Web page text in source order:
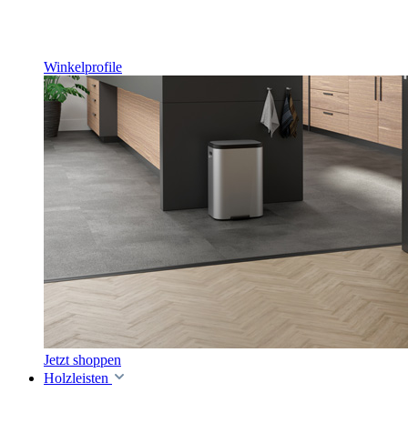
Winkelprofile
Jetzt shoppen
Holzleisten